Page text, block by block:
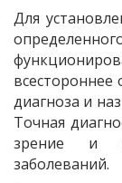
Для
всестороннее
диагноза и
Точная
зрение и
заболеваний.